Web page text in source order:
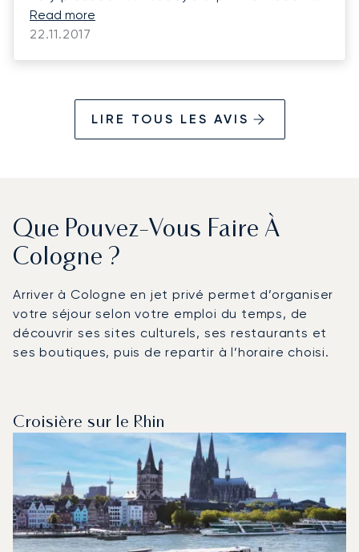
very happy as it was a special day for her
and it was important to me that all went well
Read more
22.11.2017
LIRE TOUS LES AVIS
Que Pouvez-Vous Faire À
Cologne ?
Arriver à Cologne en jet privé permet d’organiser
votre séjour selon votre emploi du temps, de
découvrir ses sites culturels, ses restaurants et
ses boutiques, puis de repartir à l’horaire choisi.
Croisière sur le Rhin